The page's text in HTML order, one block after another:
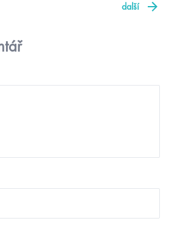
další